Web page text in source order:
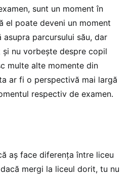
sunt un moment în
el poate deveni un moment
parcursului său, dar
nu vorbește despre copil
multe alte momente din
ar fi o perspectivă mai largă
respectiv de examen.
aș face diferența între liceu
mergi la liceul dorit, tu nu